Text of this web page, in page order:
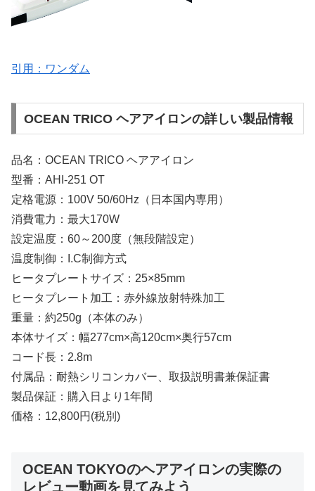
引用：ワンダム
OCEAN TRICO ヘアアイロンの詳しい製品情報
品名：OCEAN TRICO ヘアアイロン
型番：AHI-251 OT
定格電源：100V 50/60Hz（日本国内専用）
消費電力：最大170W
設定温度：60～200度（無段階設定）
温度制御：I.C制御方式
ヒータプレートサイズ：25×85mm
ヒータプレート加工：赤外線放射特殊加工
重量：約250g（本体のみ）
本体サイズ：幅277cm×高120cm×奥行57cm
コード長：2.8m
付属品：耐熱シリコンカバー、取扱説明書兼保証書
製品保証：購入日より1年間
価格：12,800円(税別)
OCEAN TOKYOのヘアアイロンの実際の
レビュー動画を見てみよう